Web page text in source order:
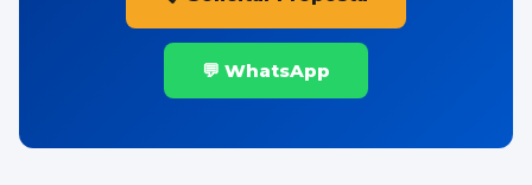
💬 WhatsApp